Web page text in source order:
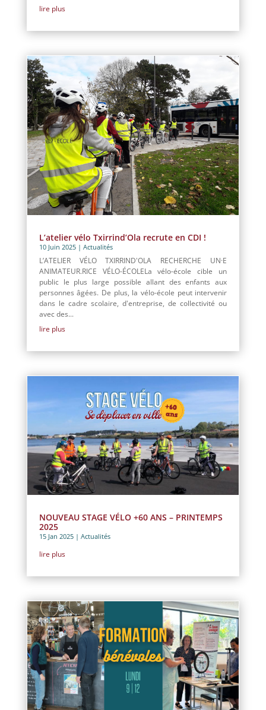
lire plus
L’atelier vélo Txirrind’Ola recrute en CDI !
10 Juin 2025| Actualités
L’ATELIER VÉLO TXIRRIND'OLA RECHERCHE UN·E
ANIMATEUR.RICE VÉLO-ÉCOLELa vélo-école cible un
public le plus large possible allant des enfants aux
personnes âgées. De plus, la vélo-école peut intervenir
dans le cadre scolaire, d'entreprise, de collectivité ou
avec des...
lire plus
NOUVEAU STAGE VÉLO +60 ANS – PRINTEMPS
2025
15 Jan 2025| Actualités
lire plus